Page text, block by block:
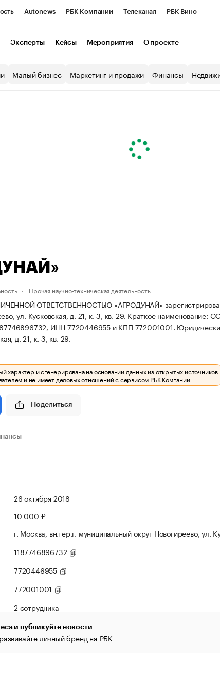
Autonews РБК Компании Телеканал РБК Вино
Экономика Бизнес
Эксперты Кейсы Мероприятия О проекте
Малый бизнес Маркетинг и продажи Финансы
Прочая научно-техническая деятельность
ОТВЕТСТВЕННОСТЬЮ «АГРОДУНАЙ» зарегистрирована
ул. Кусковская, д. 21, к. 3, кв. 29. Краткое наименование:
ИНН 7720446955 и КПП 772001001.
д. 21, к. 3, кв. 29.
характер и сгенерирована на основании данных из открытых источников.
и не имеет деловых отношений с сервисом РБК Компании.
Поделиться
26 октября 2018
10 000 ₽
г. Москва, вн.тер.г. муниципальный округ Новогиреево, ул.
1187746896732
7720446955
772001001
2 сотрудника
и публикуйте новости
личный бренд на РБК